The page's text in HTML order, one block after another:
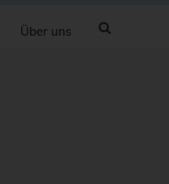
Über unsSeine Funktionalität ist